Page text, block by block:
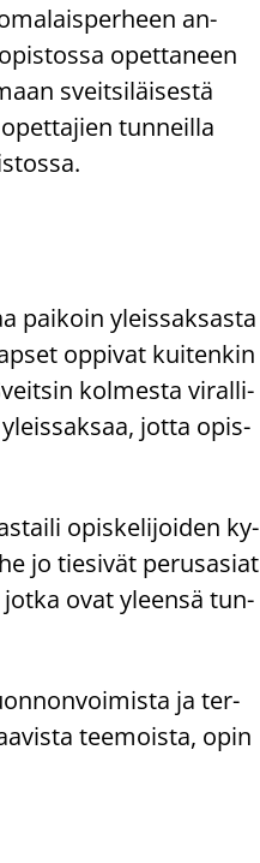
an­
opet­ta­neen
sveit­si­läi­ses­tä
tun­neil­la
pai­koin yleis­sak­sas­ta
op­pi­vat kui­ten­kin
kol­mes­ta vi­ral­li­
jotta opis­
opis­ke­li­joi­den ky­
jo tie­si­vät pe­rus­asiat
ovat yleen­sä tun­
ja ter­
tee­mois­ta, opin